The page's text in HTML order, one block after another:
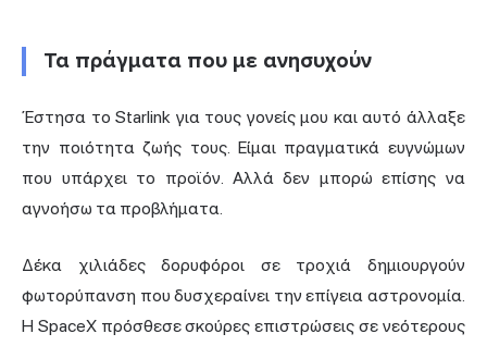
Τα πράγματα που με ανησυχούν
Έστησα το Starlink για τους γονείς μου και αυτό άλλαξε
την ποιότητα ζωής τους. Είμαι πραγματικά ευγνώμων
που υπάρχει το προϊόν. Αλλά δεν μπορώ επίσης να
αγνοήσω τα προβλήματα.
Δέκα χιλιάδες δορυφόροι σε τροχιά δημιουργούν
φωτορύπανση που δυσχεραίνει την επίγεια αστρονομία.
Η SpaceX πρόσθεσε σκούρες επιστρώσεις σε νεότερους